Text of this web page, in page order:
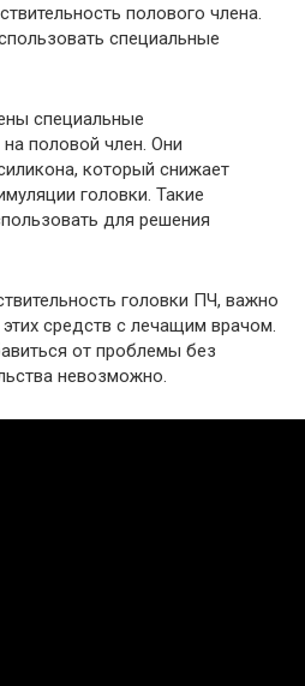
полового члена.
специальные
специальные
половой член. Они
который снижает
головки. Такие
для решения
головки ПЧ, важно
средств с лечащим врачом.
от проблемы без
невозможно.